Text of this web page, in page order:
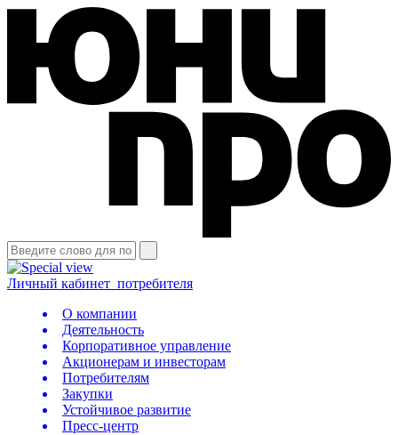
Личный кабинет потребителя
О компании
Деятельность
Корпоративное управление
Акционерам и инвесторам
Потребителям
Закупки
Устойчивое развитие
Пресс-центр